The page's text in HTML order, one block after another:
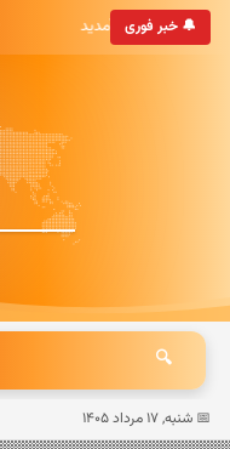
🔔 خبر فوری
هشت صبح خوش آمدید
🔍
📅 شنبه, ۱۷ مرداد ۱۴۰۵